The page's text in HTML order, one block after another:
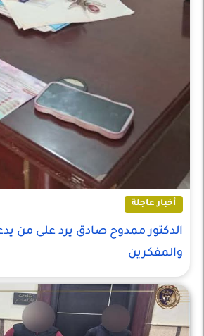
أخبار عاجلة
الدكتور ممدوح صادق يرد على من
والمفكرين